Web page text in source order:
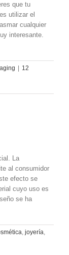
que tu
utilizar el
cualquier
interesante.
12
La
al consumidor
efecto se
cuyo uso es
se ha
, joyería,